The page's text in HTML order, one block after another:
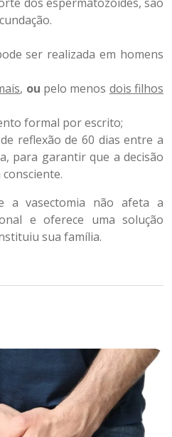
ser realizada em homens
, ou pelo menos dois filhos
formal por escrito;
reflexão de 60 dias entre a
para garantir que a decisão
a vasectomia não afeta a
e oferece uma solução
sua família.